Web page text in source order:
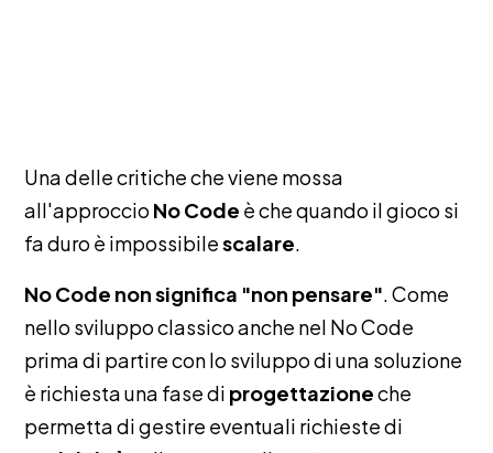
Una delle critiche che viene mossa
all'approccio No Code è che quando il gioco si
fa duro è impossibilescalare.
No Code non significa "non pensare". Come
nello sviluppo classico anche nel No Code
prima di partire con lo sviluppo di una soluzione
è richiesta una fase di progettazioneche
permetta di gestire eventuali richieste di